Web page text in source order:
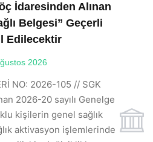
İdaresinden Alınan
Belgesi” Geçerli
Edilecektir
2026
NO: 2026-105 // SGK
2026-20 sayılı Genelge
kişilerin genel sağlık
aktivasyon işlemlerinde